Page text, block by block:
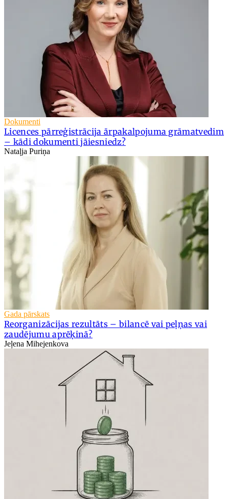
Dokumenti
Licences pārreģistrācija ārpakalpojuma grāmatvedim
– kādi dokumenti jāiesniedz?
Nataļja Puriņa
Gada pārskats
Reorganizācijas rezultāts – bilancē vai peļņas vai
zaudējumu aprēķinā?
Jeļena Mihejenkova